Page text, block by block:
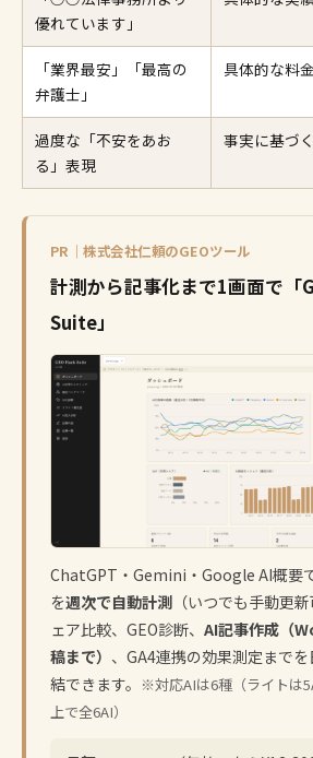
優れています」
「業界最安」「最高の
弁護士」
具体的な料
過度な「不安をあお
る」表現
事実に基づ
PR｜株式会社仁頼のGEOツール
計測から記事化まで1画面で「
Suite」
ChatGPT・Gemini・Google AI概要
を週次で自動計測 （いつでも手動更
ェア比較、GEO診断、 AI記事作成（
稿まで） 、GA4連携の効果測定まで
結できます。 ※対応AIは6種（ライトは
上で全6AI）